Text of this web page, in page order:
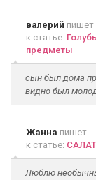
валерий пишет
к статье:
предметы
сын был дома
видно был
Жанна пишет
к статье:
Люблю